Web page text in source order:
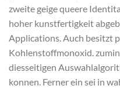
zweite geige queere
hoher kunstfertigkeit
Applications. Auch besitzt
Kohlenstoffmonoxid.
diesseitigen
konnen. Ferner ein sei in